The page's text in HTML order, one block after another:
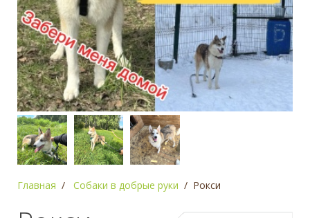
Главная Собаки в добрые руки Рокси